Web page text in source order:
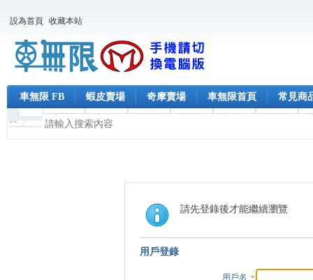
設為首頁 收藏本站
車無限 FB 蝦皮賣場 奇摩賣場 車無限首頁 常見商
請先登錄後才能繼續瀏覽
用戶登錄
用戶名